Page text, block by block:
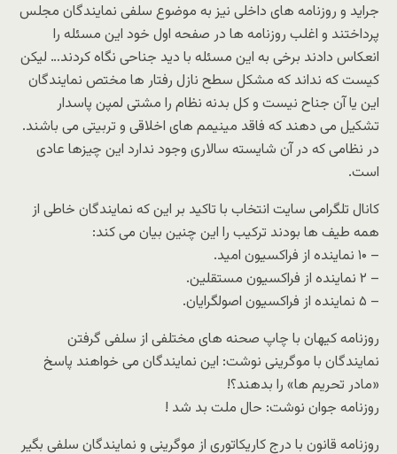
جراید و روزنامه های داخلی نیز به موضوع سلفی نمایندگان مجلس
پرداختند و اغلب روزنامه ها در صفحه اول خود این مسئله را
انعکاس دادند برخی به این مسئله با دید جناحی نگاه کردند… لیکن
کیست که نداند که مشکل سطح نازل رفتار ها مختص نمایندگان
این یا آن جناح نیست و کل بدنه نظام را مشتی لمپن پاسدار
تشکیل می دهند که فاقد مینیمم های اخلاقی و تربیتی می باشند.
در نظامی که در آن شایسته سالاری وجود ندارد این چیزها عادی
است.
کانال تلگرامی سایت انتخاب با تاکید بر این که نمایندگان خاطی از
همه طیف ها بودند ترکیب را این چنین بیان می کند:
– ۱۰ نماینده از فراکسیون امید.
– ۲ نماینده از فراکسیون مستقلین.
– ۵ نماینده از فراکسیون اصولگرایان.
روزنامه کیهان با چاپ صحنه های مختلفی از سلفی گرفتن
نمایندگان با موگرینی نوشت: این نمایندگان می خواهند پاسخ
«مادر تحریم ها» را بدهند؟!
روزنامه جوان نوشت: حال ملت بد شد !
روزنامه قانون با درج کاریکاتوری از موگرینی و نمایندگان سلفی بگیر